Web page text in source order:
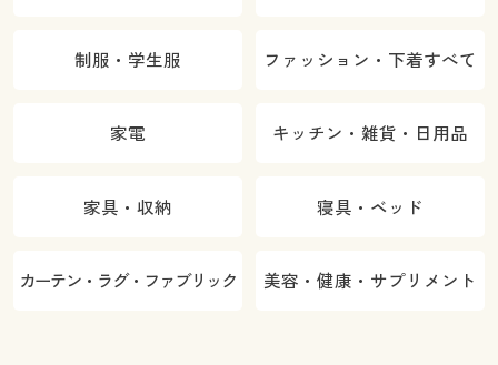
制服・学生服 ファッション・下着すべて
家電 キッチン・雑貨・日用品
家具・収納 寝具・ベッド
カーテン・ラグ・ファブリック 美容・健康・サプリメント